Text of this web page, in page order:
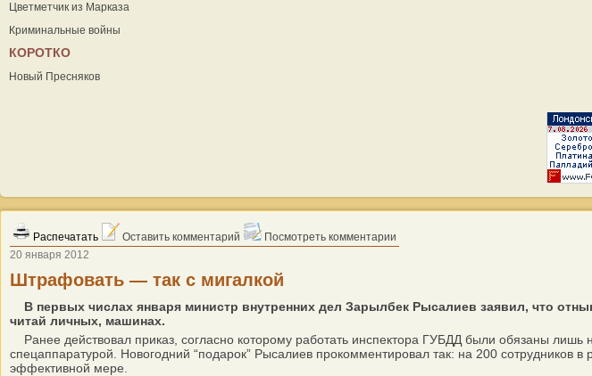
Цветметчик из Марказа
Криминальные войны
КОРОТКО
Новый Пресняков
Распечатать Оставить комментарий
Посмотреть комментарии
20 января 2012
Штрафовать — так с мигалкой
В первых числах января министр внутренних дел Зарылбек Рысалиев заявил, что
читай личных, машинах.
Ранее действовал приказ, согласно которому работать инспектора ГУБДД были обязаны
спецаппаратурой. Новогодний “подарок” Рысалиев прокомментировал так: на 200 сотрудников
эффективной мере.